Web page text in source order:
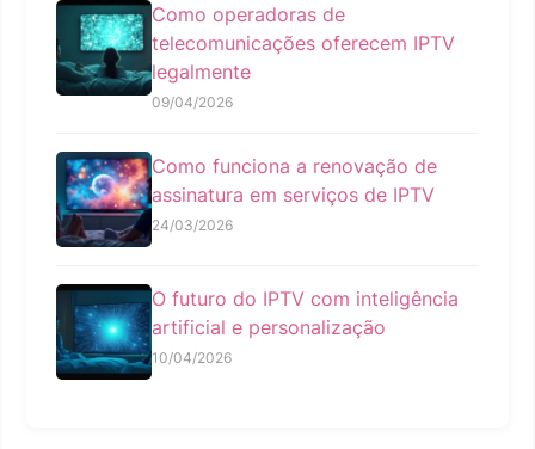
Como operadoras de
telecomunicações oferecem IPTV
legalmente
09/04/2026
Como funciona a renovação de
assinatura em serviços de IPTV
24/03/2026
O futuro do IPTV com inteligência
artificial e personalização
10/04/2026